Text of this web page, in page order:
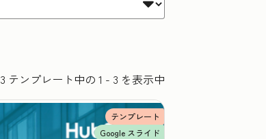
3 テンプレート中の 1 - 3 を表示中
テンプレート
Google スライド